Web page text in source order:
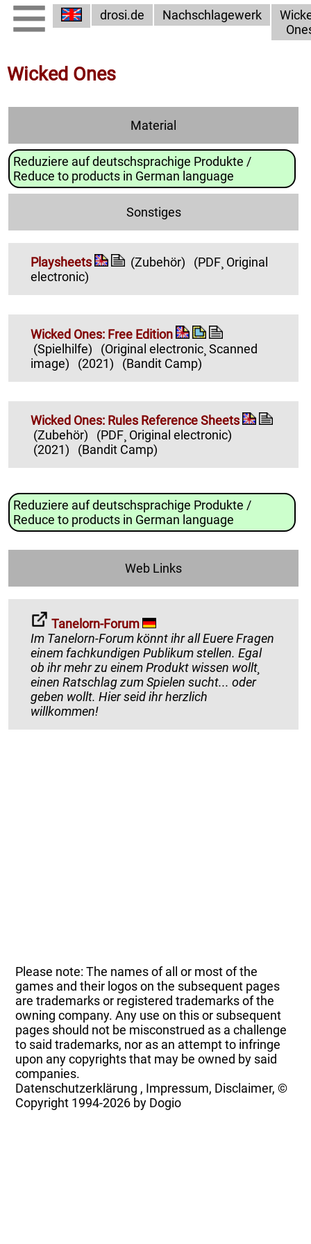
drosi.de Nachschlagewerk
Wicked Ones
Material
Reduziere auf deutschsprachige Produkte /
Reduce to products in German language
Sonstiges
Playsheets (Zubehör)
(PDF¸ Original
electronic)
Wicked Ones: Free Edition
(Spielhilfe)
(Original electronic¸ Scanned
image)
(2021) (Bandit Camp)
Wicked Ones: Rules Reference Sheets
(Zubehör)
(PDF¸ Original electronic)
(2021)
(Bandit Camp)
Reduziere auf deutschsprachige Produkte /
Reduce to products in German language
Web Links
Tanelorn-Forum
Im Tanelorn-Forum könnt ihr all Euere Fragen
einem fachkundigen Publikum stellen. Egal
ob ihr mehr zu einem Produkt wissen wollt¸
einen Ratschlag zum Spielen sucht... oder
geben wollt. Hier seid ihr herzlich
willkommen!
Please note: The names of all or most of the
games and their logos on the subsequent pages
are trademarks or registered trademarks of the
owning company. Any use on this or subsequent
pages should not be misconstrued as a challenge
to said trademarks, nor as an attempt to infringe
upon any copyrights that may be owned by said
companies.
Datenschutzerklärung , Impressum, Disclaimer, ©
Copyright 1994-2026 by Dogio